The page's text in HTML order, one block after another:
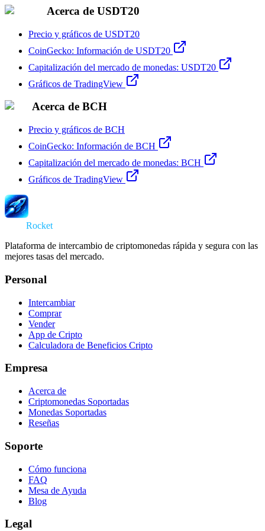
Acerca de USDT20
Precio y gráficos de USDT20
CoinGecko: Información de USDT20
Capitalización del mercado de monedas: USDT20
Gráficos de TradingView
Acerca de BCH
Precio y gráficos de BCH
CoinGecko: Información de BCH
Capitalización del mercado de monedas: BCH
Gráficos de TradingView
Rocket
Plataforma de intercambio de criptomonedas rápida y segura con las
mejores tasas del mercado.
Personal
Intercambiar
Comprar
Vender
App de Cripto
Calculadora de Beneficios Cripto
Empresa
Acerca de
Criptomonedas Soportadas
Monedas Soportadas
Reseñas
Soporte
Cómo funciona
FAQ
Mesa de Ayuda
Blog
Legal